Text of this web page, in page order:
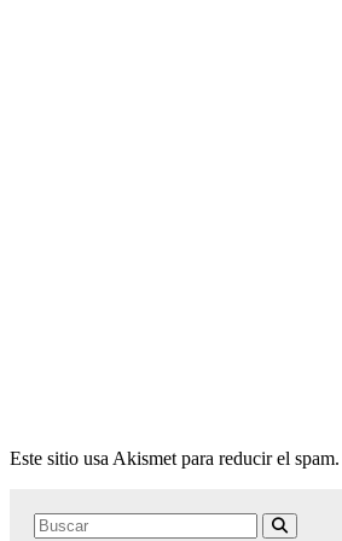
Este sitio usa Akismet para reducir el spam.
Search